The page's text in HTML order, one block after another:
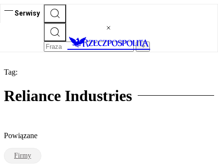
Serwisy
Tag:
Reliance Industries
Powiązane
Firmy